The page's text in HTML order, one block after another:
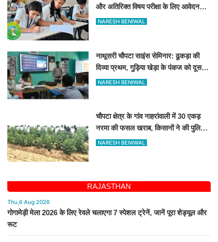
और अतिरिक्त विषय परीक्षा के लिए आवेदन
शुरू
NARESH BENIWAL
नाथूसरी चौपटा साइंस सेमिनार: ढूकड़ा की
दिव्या प्रथम, गुड़िया खेड़ा के पंकज को दूसरा
स्थान
NARESH BENIWAL
चौपटा क्षेत्र के गांव नाहरांवाली में 30 एकड़
नरमा की फसल खराब, किसानों ने की पुलिस
व कृषि विभाग से जांच की मांग
NARESH BENIWAL
RAJASTHAN
Thu,6 Aug 2026
गोगामेड़ी मेला 2026 के लिए रेवले चलाएगा 7 स्पेशल ट्रेनें, जानें पूरा शेड्यूल और
रूट